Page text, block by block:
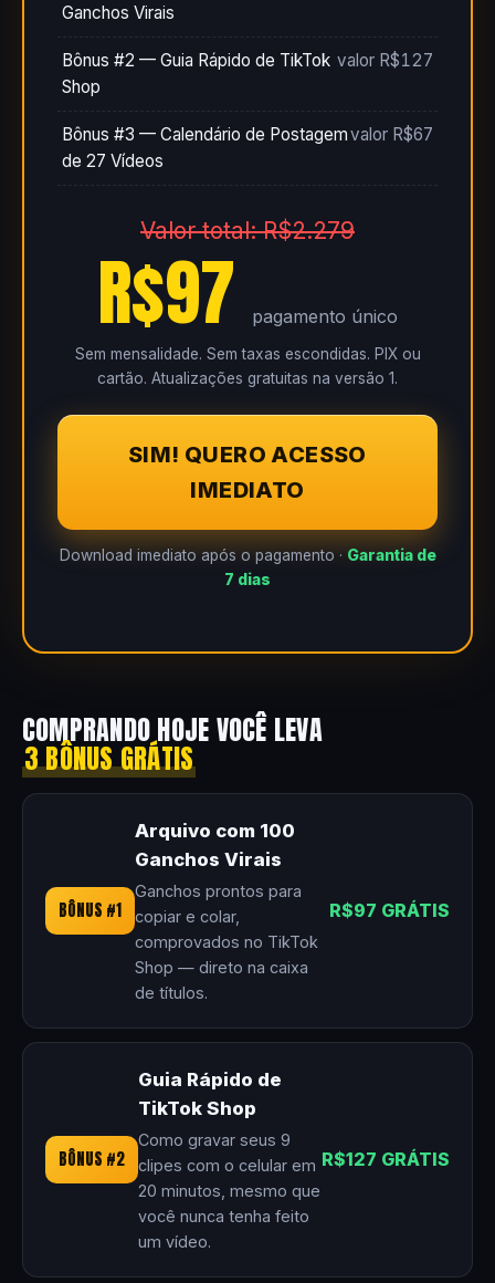
Ganchos Virais
Bônus #2 — Guia Rápido de TikTok
Shop
valor R$127
Bônus #3 — Calendário de Postagem
de 27 Vídeos
valor R$67
Valor total: R$2.279
R$97 pagamento único
Sem mensalidade. Sem taxas escondidas. PIX ou
cartão. Atualizações gratuitas na versão 1.
SIM! QUERO ACESSO
IMEDIATO
Download imediato após o pagamento · Garantia de
7 dias
COMPRANDO HOJE VOCÊ LEVA
3 BÔNUS GRÁTIS
BÔNUS #1
Arquivo com 100
Ganchos Virais
Ganchos prontos para
copiar e colar,
comprovados no TikTok
Shop — direto na caixa
de títulos.
R$97 GRÁTIS
BÔNUS #2
Guia Rápido de
TikTok Shop
Como gravar seus 9
clipes com o celular em
20 minutos, mesmo que
você nunca tenha feito
um vídeo.
R$127 GRÁTIS